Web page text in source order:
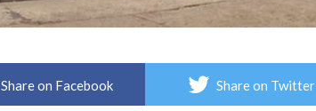
Share on Facebook Share on Twitter